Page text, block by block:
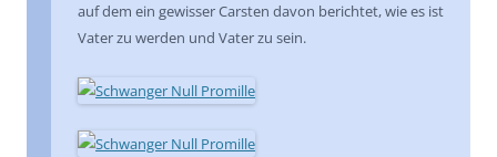
auf dem ein gewisser Carsten davon berichtet, wie es ist
Vater zu werden und Vater zu sein.